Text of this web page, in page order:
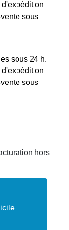
d'expédition
sous
sous 24 h.
d'expédition
sous
hors